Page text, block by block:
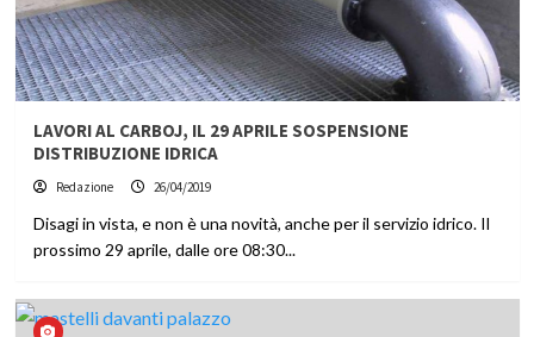
LAVORI AL CARBOJ, IL 29 APRILE SOSPENSIONE
DISTRIBUZIONE IDRICA
Redazione 26/04/2019
Disagi in vista, e non è una novità, anche per il servizio idrico. Il
prossimo 29 aprile, dalle ore 08:30...